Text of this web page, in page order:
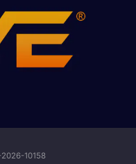
10158